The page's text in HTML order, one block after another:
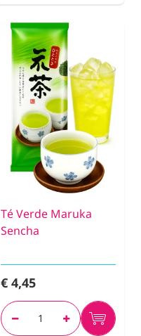
Té Verde Maruka
Sencha
€ 4,45